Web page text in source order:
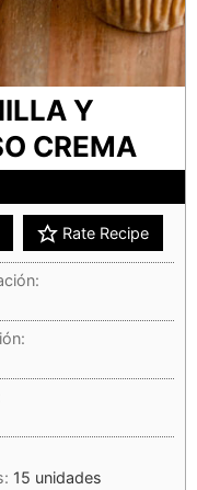
Y
CREMA
Rate Recipe
15 unidades